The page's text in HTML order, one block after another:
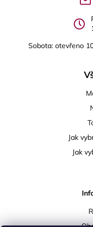
Sobota: otevřeno
Jak
Jak